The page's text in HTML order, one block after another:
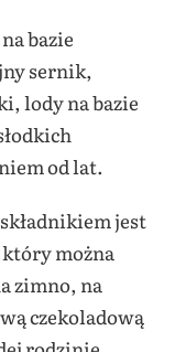
bazie
sernik,
lody na bazie
od lat.
jest
można
zimno, na
czekoladową